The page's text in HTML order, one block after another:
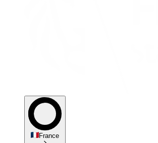
France